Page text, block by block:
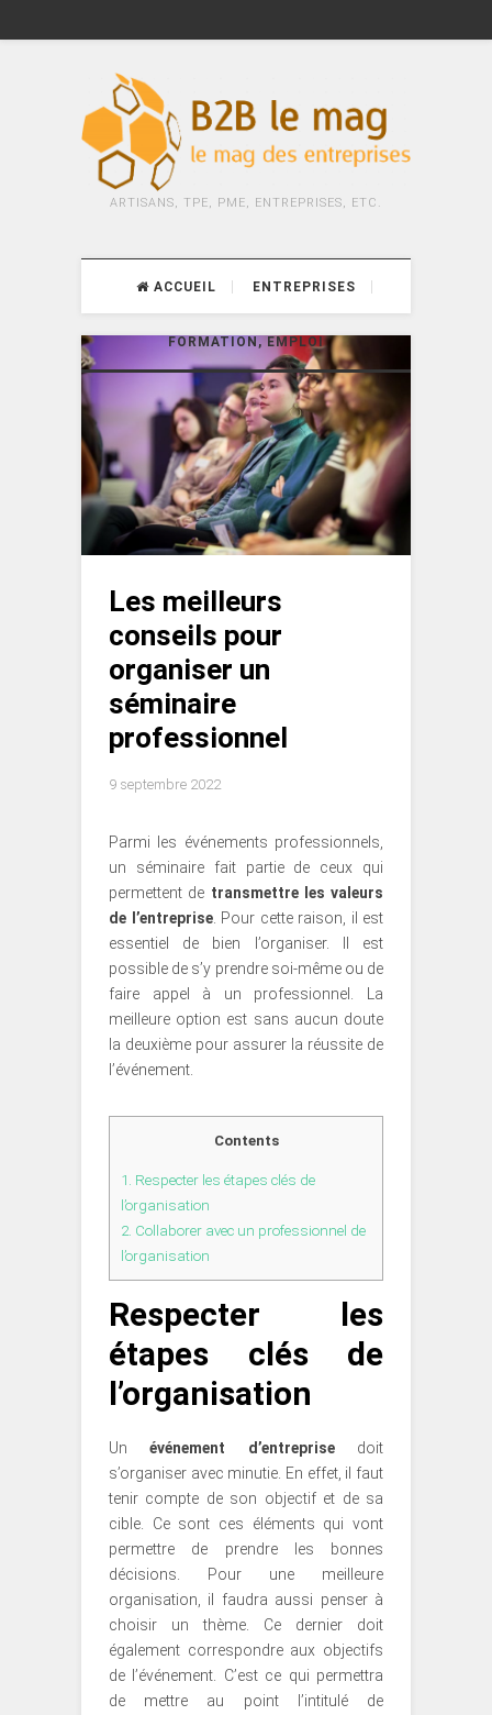
ARTISANS, TPE, PME, ENTREPRISES, ETC.
ACCUEIL ENTREPRISES
FORMATION, EMPLOI
Les meilleurs
conseils pour
organiser un
séminaire
professionnel
9 septembre 2022
Parmi les événements professionnels,
un séminaire fait partie de ceux qui
permettent de transmettre les valeurs
de l’entreprise. Pour cette raison, il est
essentiel de bien l’organiser. Il est
possible de s’y prendre soi-même ou de
faire appel à un professionnel. La
meilleure option est sans aucun doute
la deuxième pour assurer la réussite de
l’événement.
Contents
1. Respecter les étapes clés de
l’organisation
2. Collaborer avec un professionnel de
l’organisation
Respecter les
étapes clés de
l’organisation
Unévénement d’entreprisedoit
s’organiser avec minutie. En effet, il faut
tenir compte de son objectif et de sa
cible. Ce sont ces éléments qui vont
permettre de prendre les bonnes
décisions. Pour une meilleure
organisation, il faudra aussi penser à
choisir un thème. Ce dernier doit
également correspondre aux objectifs
de l’événement. C’est ce qui permettra
de mettre au point l’intitulé de